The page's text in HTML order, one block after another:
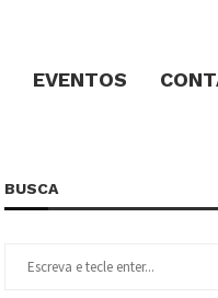
EVENTOS
BUSCA